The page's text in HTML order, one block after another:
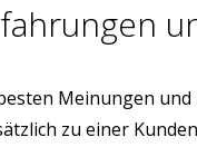
Meinungen
zu einer